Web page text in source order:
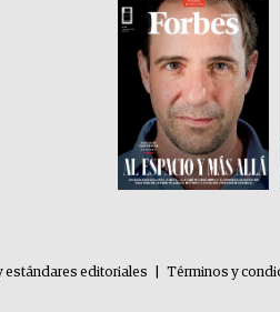
estándares editoriales Términos y